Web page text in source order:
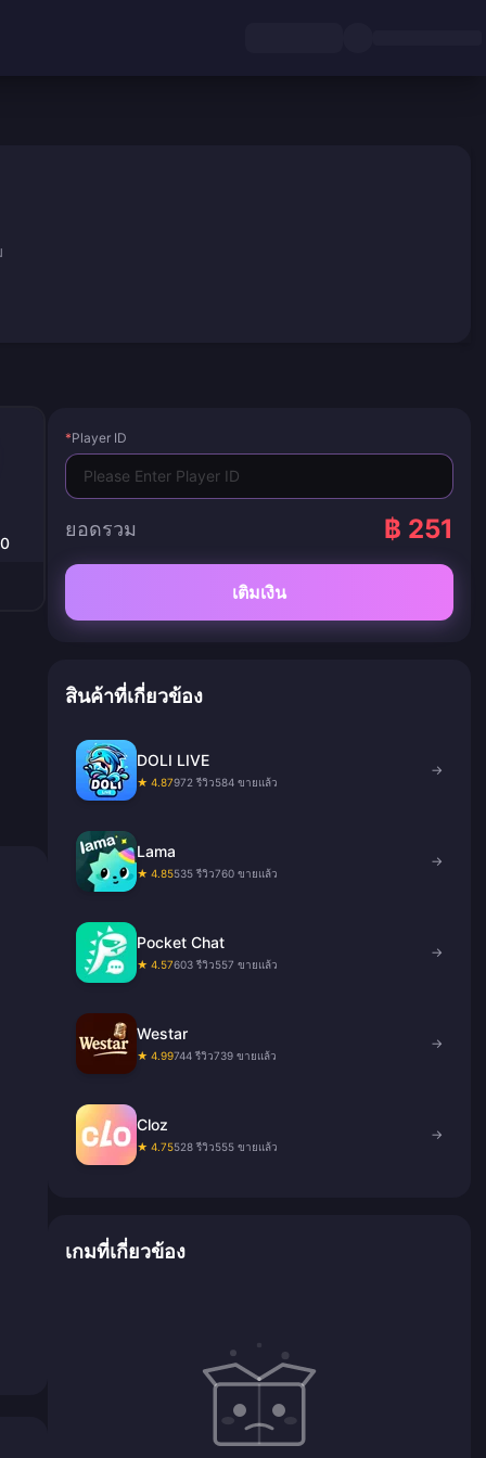
*Player ID
ยอดรวม ฿ 251
เติมเงิน
สินค้าที่เกี่ยวข้อง
DOLI LIVE
★ 4.87972 รีวิว584 ขายแล้ว
→
Lama
★ 4.85535 รีวิว760 ขายแล้ว
→
Pocket Chat
★ 4.57603 รีวิว557 ขายแล้ว
→
Westar
★ 4.99744 รีวิว739 ขายแล้ว
→
Cloz
★ 4.75528 รีวิว555 ขายแล้ว
→
เกมที่เกี่ยวข้อง